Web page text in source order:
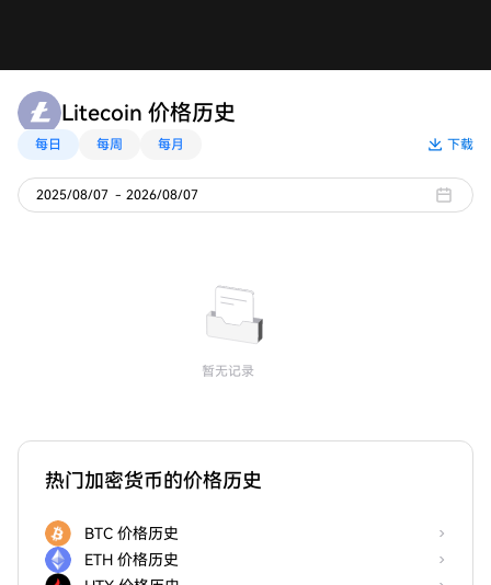
Litecoin 价格历史
每日 每周 每月 下载
2025/08/07 - 2026/08/07
暂无记录
热门加密货币的价格历史
BTC 价格历史
ETH 价格历史